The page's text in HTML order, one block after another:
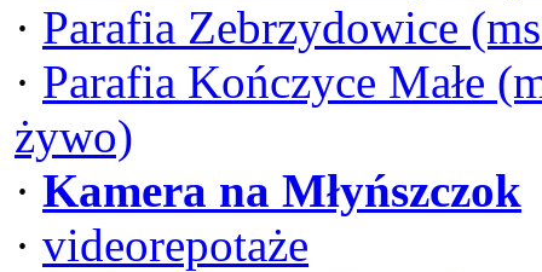
· Parafia Zebrzydowice
· Parafia Kończyce Małe
żywo)
· Kamera na Młyńszczok
· videorepotaże